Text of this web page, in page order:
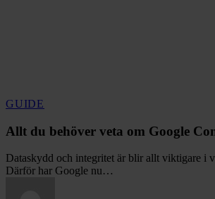
GUIDE
behöver
om
Google
Consent
Allt du behöver veta om Google
Dataskydd och integritet är blir allt viktigare i
Därför har Google nu…